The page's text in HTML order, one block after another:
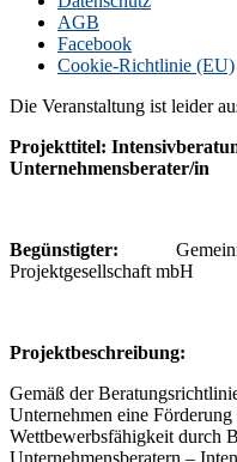
AGB
Facebook
Cookie-Richtlinie (EU)
Die Veranstaltung ist leider
Projekttitel:
Unternehmensberater/in
Begünstigter:
Projektgesellschaft mbH
Projektbeschreibung:
Gemäß der
Unternehmen eine
Wettbewerbsfähigkeit durch